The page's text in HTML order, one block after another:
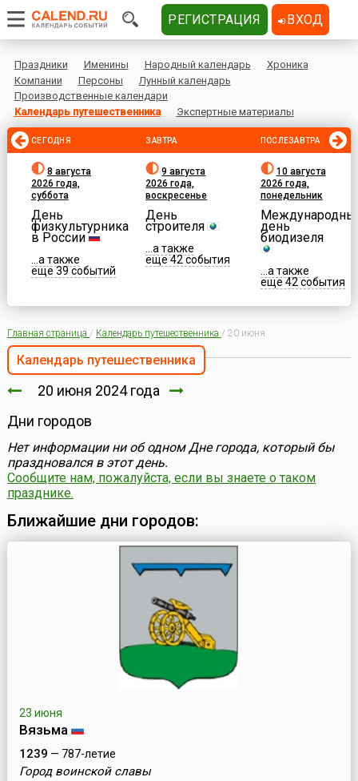
Праздники Именины Народный календарь
Хроника
Компании
Персоны
Лунный календарь
Производственные календари
Календарь путешественника
Экспертные материалы
СЕГОДНЯ
8 августа
2026 года,
суббота
День
физкультурника
в России
...а также
еще 39 событий
ЗАВТРА
9 августа
2026 года,
воскресенье
День
строителя
...а также
еще 42 события
ПОСЛЕЗАВТРА
10 августа
2026 года,
понедельник
день
биодизеля
...а также
еще 42 события
Главная страница / Календарь путешественника / 20 июня
Календарь путешественника
20 июня 2024 года
Дни городов
Нет информации ни об одном Дне города, который бы
праздновался в этот день.
Сообщите нам, пожалуйста, если вы знаете о таком
празднике.
Ближайшие дни городов:
23 июня
Вязьма
1239 — 787-летие
Город воинской славы
РЕГИСТРАЦИЯ ВХОД